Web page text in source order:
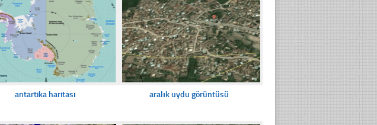
antartika haritası aralık uydu görüntüsü